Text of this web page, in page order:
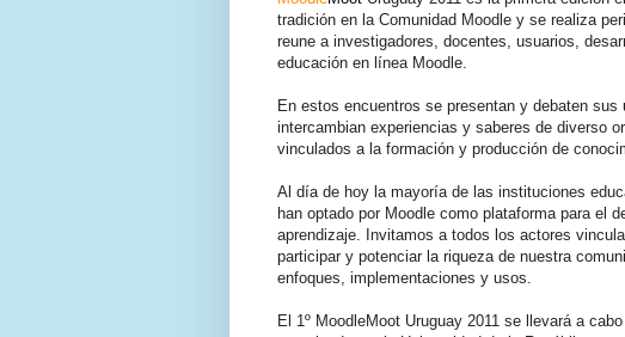
tradición en la Comunidad Moodle y se realiza
reune a investigadores, docentes, usuarios,
educación en línea Moodle.
En estos encuentros se presentan y debaten
intercambian experiencias y saberes de diverso
vinculados a la formación y producción de
Al día de hoy la mayoría de las instituciones
han optado por Moodle como plataforma para el
aprendizaje. Invitamos a todos los actores
participar y potenciar la riqueza de nuestra
enfoques, implementaciones y usos.
El 1º MoodleMoot Uruguay 2011 se llevará a